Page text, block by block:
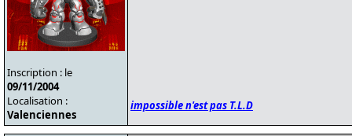
Inscription : le
09/11/2004
Localisation :
Valenciennes
impossible n'est pas T.L.D